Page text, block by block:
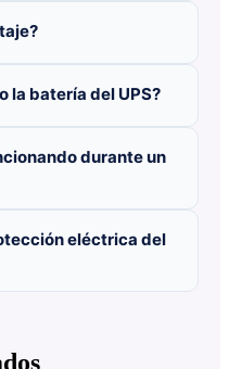
la batería del UPS?
durante un
eléctrica del